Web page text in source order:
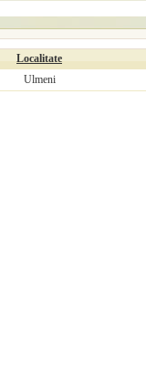
Localitate
Ulmeni